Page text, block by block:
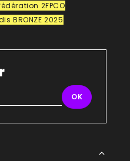
2FPCO
BRONZE 2025